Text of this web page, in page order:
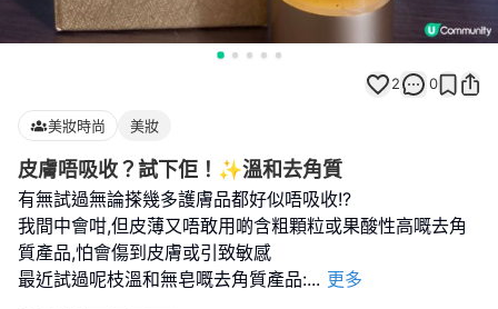
2 0
美妝時尚 美妝
皮膚唔吸收？試下佢！✨溫和去角質
有無試過無論搽幾多護膚品都好似唔吸收!?
我間中會咁,但皮薄又唔敢用啲含粗顆粒或果酸性高嘅去角
質產品,怕會傷到皮膚或引致敏感
最近試過呢枝溫和無皂嘅去角質產品:... 更多